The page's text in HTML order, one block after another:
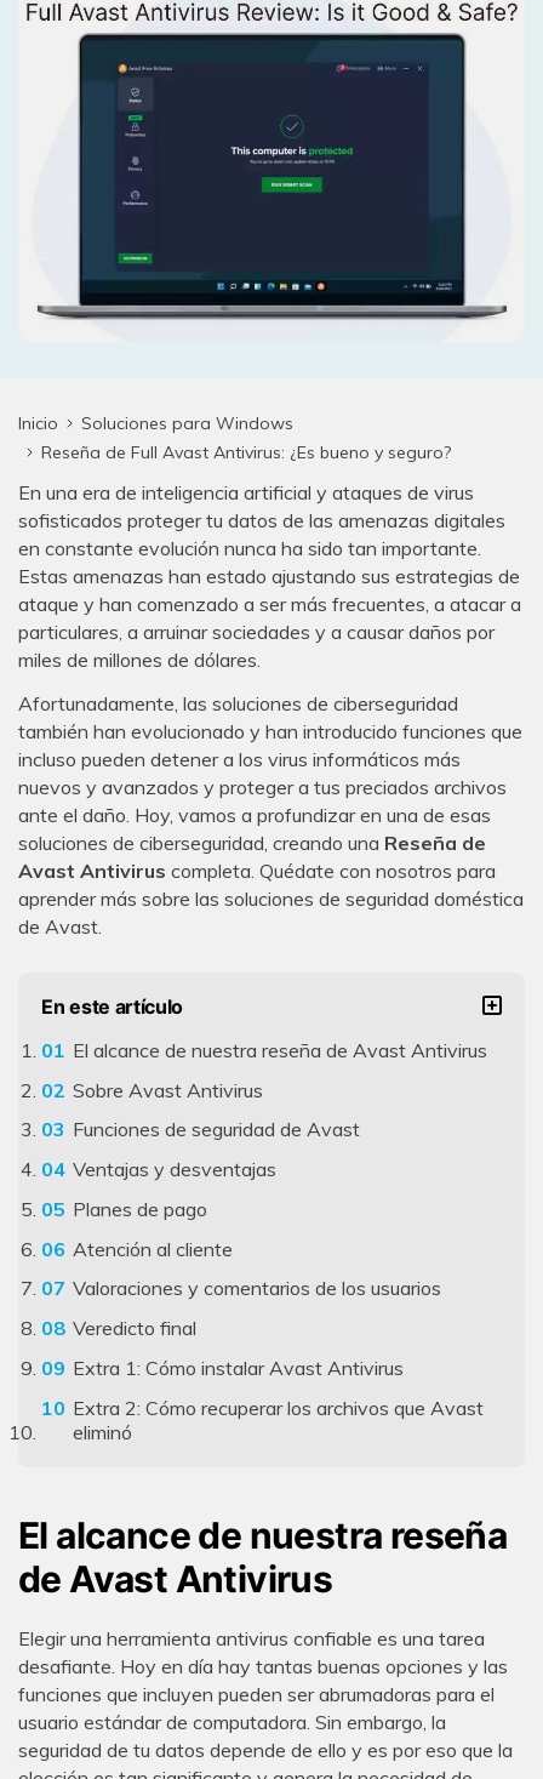
Recoverit Gratis
Recupera datos perdidos/eliminados gratis
Pruébalo Gratis
Otros Productos
VER TODAS LAS FUNCIONES
search
Inicio
Soluciones para Windows
Reseña de Full Avast Antivirus: ¿Es bueno y seguro?
En una era de inteligencia artificial y ataques de virus
sofisticados proteger tu datos de las amenazas digitales
en constante evolución nunca ha sido tan importante.
Estas amenazas han estado ajustando sus estrategias de
ataque y han comenzado a ser más frecuentes, a atacar a
particulares, a arruinar sociedades y a causar daños por
miles de millones de dólares.
Afortunadamente, las soluciones de ciberseguridad
también han evolucionado y han introducido funciones que
incluso pueden detener a los virus informáticos más
nuevos y avanzados y proteger a tus preciados archivos
ante el daño. Hoy, vamos a profundizar en una de esas
soluciones de ciberseguridad, creando una Reseña de
Avast Antivirus completa. Quédate con nosotros para
aprender más sobre las soluciones de seguridad doméstica
de Avast.
En este artículo
El alcance de nuestra reseña de Avast Antivirus
Sobre Avast Antivirus
Funciones de seguridad de Avast
Ventajas y desventajas
Planes de pago
Atención al cliente
Valoraciones y comentarios de los usuarios
Veredicto final
Extra 1: Cómo instalar Avast Antivirus
Extra 2: Cómo recuperar los archivos que Avast
eliminó
El alcance de nuestra reseña
de Avast Antivirus
Elegir una herramienta antivirus confiable es una tarea
desafiante. Hoy en día hay tantas buenas opciones y las
funciones que incluyen pueden ser abrumadoras para el
usuario estándar de computadora. Sin embargo, la
seguridad de tu datos depende de ello y es por eso que la